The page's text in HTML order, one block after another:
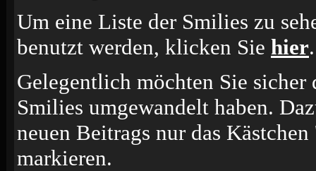
Um eine Liste der Smilies zu
benutzt werden, klicken Sie hier.
Gelegentlich möchten Sie
Smilies umgewandelt haben.
neuen Beitrags nur das
markieren.